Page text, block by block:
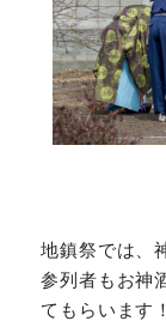
地鎮祭では、
参列者もお神
てもらいます！